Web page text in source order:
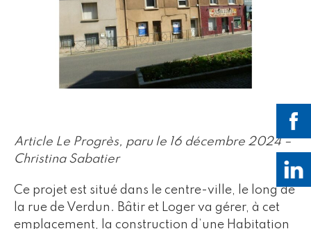
Article Le Progrès, paru le 16 décembre 2024 –
Christina Sabatier
Ce projet est situé dans le centre-ville, le long de
la rue de Verdun. Bâtir et Loger va gérer, à cet
emplacement, la construction d’une Habitation